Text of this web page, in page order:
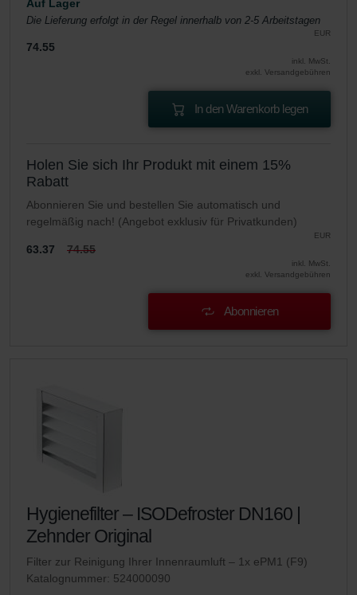
Auf Lager
Die Lieferung erfolgt in der Regel innerhalb von 2-5 Arbeitstagen
EUR
74.55
inkl. MwSt.
exkl. Versandgebühren
In den Warenkorb legen
Holen Sie sich Ihr Produkt mit einem 15%
Rabatt
Abonnieren Sie und bestellen Sie automatisch und
regelmäßig nach! (Angebot exklusiv für Privatkunden)
EUR
63.37 74.55
inkl. MwSt.
exkl. Versandgebühren
Abonnieren
Hygienefilter – ISODefroster DN160 |
Zehnder Original
Filter zur Reinigung Ihrer Innenraumluft – 1x ePM1 (F9)
Katalognummer: 524000090